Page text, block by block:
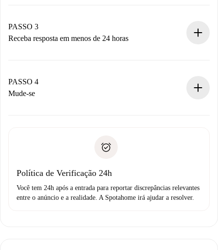
Não cobramos nada até que o proprietário confirme.
PASSO 3
Receba resposta em menos de 24 horas
proprietário.
Se recusada: não cobraremos nada e ofereceremos
Débito direto bancário
PASSO 4
Mude-se
não comunicar nenhum problema.
Política de Verificação 24h
Você tem 24h após a entrada para reportar discrepâncias relevantes
entre o anúncio e a realidade. A Spotahome irá ajudar a resolver.